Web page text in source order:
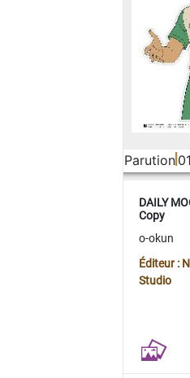
Parution
DAILY
Copy
o-okun
Éditeur :
Studio